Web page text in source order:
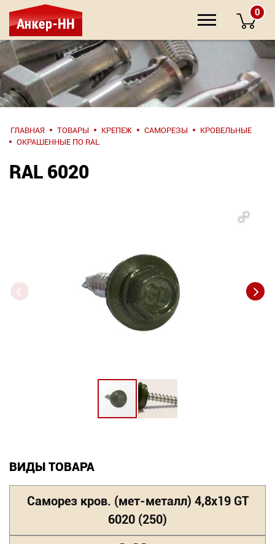
НАПИШИТЕ
НАМ
О компании
Оплата и доставка
(831)
282-
01
0
ГЛАВНАЯ ТОВАРЫ КРЕПЕЖ САМОРЕЗЫ
КРОВЕЛЬНЫЕ
ОКРАШЕННЫЕ ПО RAL
RAL 6020
ВИДЫ ТОВАРА
Саморез кров. (мет-металл) 4,8х19 GT
6020 (250)